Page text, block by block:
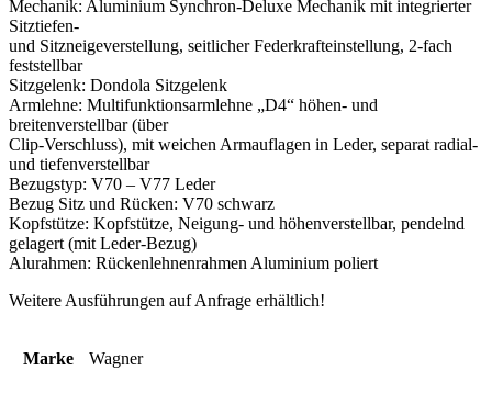
Mechanik: Aluminium Synchron-Deluxe Mechanik mit integrierter
Sitztiefen-
und Sitzneigeverstellung, seitlicher Federkrafteinstellung, 2-fach
feststellbar
Sitzgelenk: Dondola Sitzgelenk
Armlehne: Multifunktionsarmlehne „D4“ höhen- und
breitenverstellbar (über
Clip-Verschluss), mit weichen Armauflagen in Leder, separat radial-
und tiefenverstellbar
Bezugstyp: V70 – V77 Leder
Bezug Sitz und Rücken: V70 schwarz
Kopfstütze: Kopfstütze, Neigung- und höhenverstellbar, pendelnd
gelagert (mit Leder-Bezug)
Alurahmen: Rückenlehnenrahmen Aluminium poliert
Weitere Ausführungen auf Anfrage erhältlich!
Marke Wagner